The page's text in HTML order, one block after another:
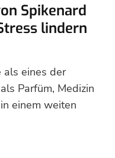
Spikenard
lindern
als eines der
Parfüm, Medizin
einem weiten